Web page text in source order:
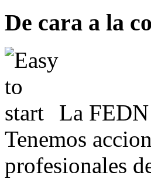
De cara a la
La
Tenemos
profesionales